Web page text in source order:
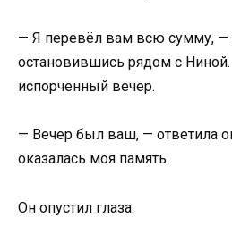
— Я перевёл вам всю сумму, —
остановившись рядом с
испорченный вечер.
— Вечер был ваш, — ответила
оказалась моя память.
Он опустил глаза.